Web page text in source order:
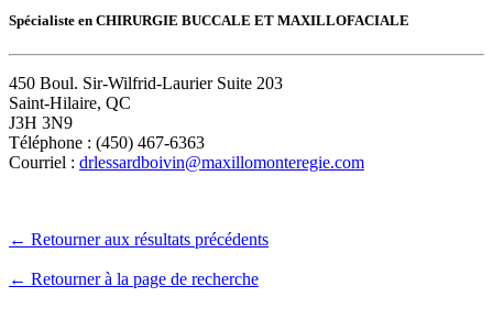
Spécialiste en CHIRURGIE BUCCALE ET MAXILLOFACIALE
450 Boul. Sir-Wilfrid-Laurier Suite 203
Saint-Hilaire, QC
J3H 3N9
Téléphone : (450) 467-6363
Courriel : drlessardboivin@maxillomonteregie.com
← Retourner aux résultats précédents
← Retourner à la page de recherche